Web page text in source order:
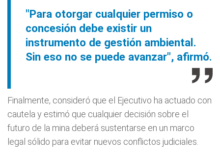
"Para otorgar cualquier permiso o
concesión debe existir un
instrumento de gestión ambiental.
Sin eso no se puede avanzar", afirmó.
Finalmente, consideró que el Ejecutivo ha actuado con
cautela y estimó que cualquier decisión sobre el
futuro de la mina deberá sustentarse en un marco
legal sólido para evitar nuevos conflictos judiciales.